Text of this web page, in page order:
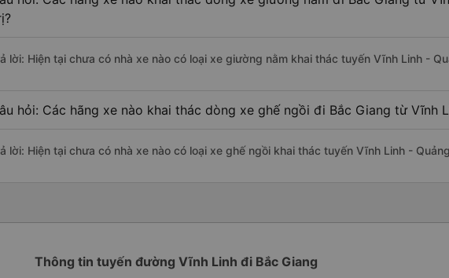
lời: Hiện tại chưa có nhà xe nào có loại xe giường nằm khai thác tuyến Vĩnh Linh -
hỏi: Các hãng xe nào khai thác dòng xe ghế ngồi đi Bắc Giang từ Vĩnh
lời: Hiện tại chưa có nhà xe nào có loại xe ghế ngồi khai thác tuyến Vĩnh Linh -
Thông tin tuyến đường Vĩnh Linh đi Bắc Giang